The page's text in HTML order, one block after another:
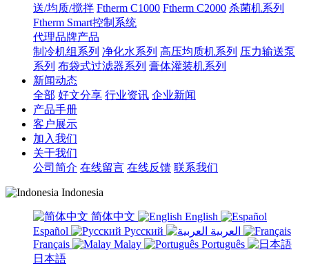
送/均质/搅拌 Ftherm C1000 Ftherm C2000 杀菌机系列
Ftherm Smart控制系统
代理品牌产品
制冷机组系列 净化水系列 高压均质机系列 压力输送泵
系列 布袋式过滤器系列 膏体灌装机系列
新闻动态
全部 好文分享 行业资讯 企业新闻
产品手册
客户展示
加入我们
关于我们
公司简介 在线留言 在线反馈 联系我们
Indonesia
简体中文
English
Español
Русский
Français
Malay
Português
日本語